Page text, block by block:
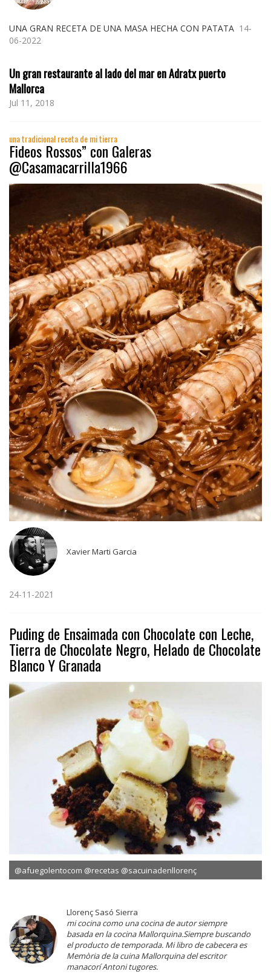
UNA GRAN RECETA DE UNA MASA HECHA CON PATATA 14-
06-2022
Un gran restaurante al lado del mar en Adratx puerto
Mallorca
Jul 11, 2018
una tradicional receta de mi tierra
Fideos Rossos” con Galeras
@Casamacarrilla1966
Xavier Marti Garcia
24-11-2021
Puding de Ensaimada con Chocolate con Leche,
Tierra de Chocolate Negro, Helado de Chocolate
Blanco Y Granada
@afuegolentocom @recetas @sacuinadenllorenç
Llorenç Sasó Sierra
mi cocina como una cocina de autor siempre
basada en la cocina Mallorquina.Siempre buscando
el producto de temporada. Mi libro de cabecera es
Memòria de la cuina Mallorquina del escritor
manacorí Antoni tugores.